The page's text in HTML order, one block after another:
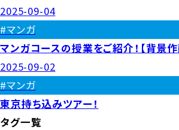
2025-09-04
#マンガ
マンガコースの授業をご紹介！【背景作
2025-09-02
#マンガ
東京持ち込みツアー！
タグ一覧